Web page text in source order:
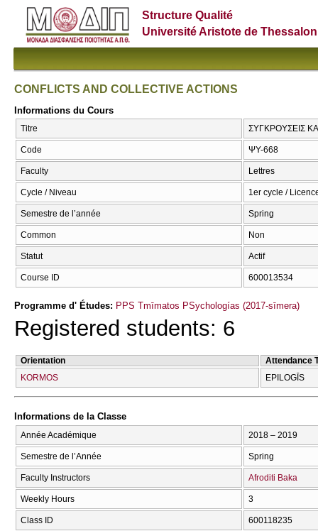
Structure Qualité
Université Aristote de
CONFLICTS AND COLLECTIVE ACTIONS
Informations du Cours
Titre ΣΥΓΚΡΟΥΣΕΙΣ
Code ΨΥ-668
Faculty Lettres
Cycle / Niveau 1er cycle /
Semestre de l’année Spring
Common Non
Statut Actif
Course ID 600013534
Programme d' Études: PPS Tmīmatos PSychologías (2017-sīmera)
Registered students: 6
Orientation
Attendance
KORMOS
EPILOGĪS
Informations de la Classe
Année Académique 2018 – 2019
Semestre de l’Année Spring
Faculty Instructors Afroditi Baka
Weekly Hours 3
Class ID 600118235